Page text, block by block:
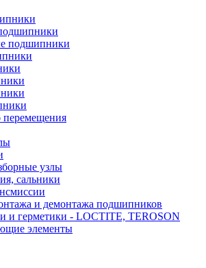
подшипники
узлы
сальники
и демонтажа подшипников
и герметики - LOCTITE, TEROSON
элементы